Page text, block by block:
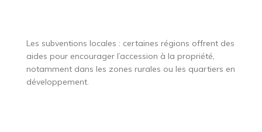
Les subventions locales : certaines régions offrent des
aides pour encourager l’accession à la propriété,
notamment dans les zones rurales ou les quartiers en
développement.